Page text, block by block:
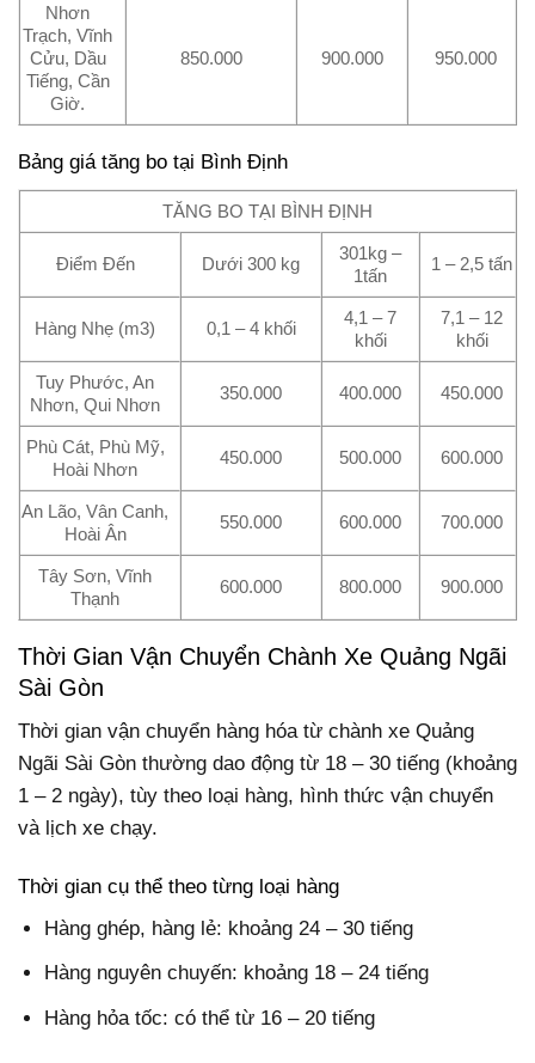
Nhơn
Trạch, Vĩnh
Cửu, Dầu
Tiếng, Cần
Giờ.
850.000 900.000 950.000
Bảng giá tăng bo tại Bình Định
TĂNG BO TẠI BÌNH ĐỊNH
Điểm Đến Dưới 300 kg
301kg –
1tấn
1 – 2,5 tấn
Hàng Nhẹ (m3) 0,1 – 4 khối
4,1 – 7
khối
7,1 – 12
khối
Tuy Phước, An
Nhơn, Qui Nhơn
350.000 400.000 450.000
Phù Cát, Phù Mỹ,
Hoài Nhơn
450.000 500.000 600.000
An Lão, Vân Canh,
Hoài Ân
550.000 600.000 700.000
Tây Sơn, Vĩnh
Thạnh
600.000 800.000 900.000
Thời Gian Vận Chuyển Chành Xe Quảng Ngãi
Sài Gòn
Thời gian vận chuyển hàng hóa từ chành xe Quảng
Ngãi Sài Gòn thường dao động từ 18 – 30 tiếng (khoảng
1 – 2 ngày), tùy theo loại hàng, hình thức vận chuyển
và lịch xe chạy.
Thời gian cụ thể theo từng loại hàng
Hàng ghép, hàng lẻ: khoảng 24 – 30 tiếng
Hàng nguyên chuyến: khoảng 18 – 24 tiếng
Hàng hỏa tốc: có thể từ 16 – 20 tiếng